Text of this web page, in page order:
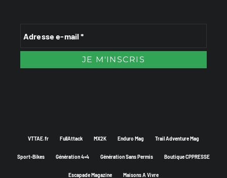
VTTAE.fr FullAttack MX2K Enduro Mag Trail Adventure Mag
Sport-Bikes Génération 4×4 Génération Sans Permis Boutique CPPRESSE
Escapade Magazine Maisons A Vivre